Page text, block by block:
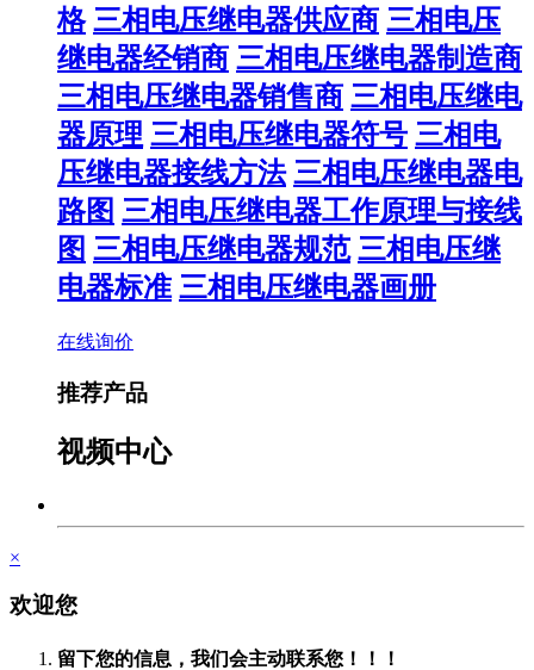
格 三相电压继电器供应商 三相电压
继电器经销商 三相电压继电器制造商
三相电压继电器销售商 三相电压继电
器原理 三相电压继电器符号 三相电
压继电器接线方法 三相电压继电器电
路图 三相电压继电器工作原理与接线
图 三相电压继电器规范 三相电压继
电器标准 三相电压继电器画册
在线询价
推荐产品
视频中心
×
欢迎您
留下您的信息，我们会主动联系您！！！